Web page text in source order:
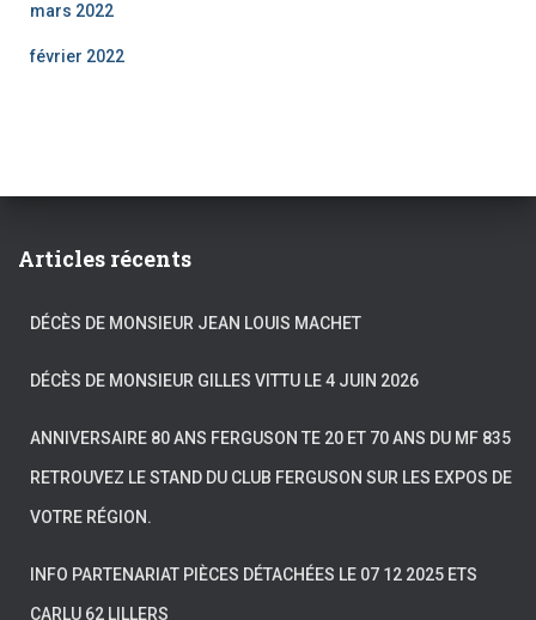
mars 2022
février 2022
Articles récents
DÉCÈS DE MONSIEUR JEAN LOUIS MACHET
DÉCÈS DE MONSIEUR GILLES VITTU LE 4 JUIN 2026
ANNIVERSAIRE 80 ANS FERGUSON TE 20 ET 70 ANS DU MF 835
RETROUVEZ LE STAND DU CLUB FERGUSON SUR LES EXPOS DE
VOTRE RÉGION.
INFO PARTENARIAT PIÈCES DÉTACHÉES LE 07 12 2025 ETS
CARLU 62 LILLERS